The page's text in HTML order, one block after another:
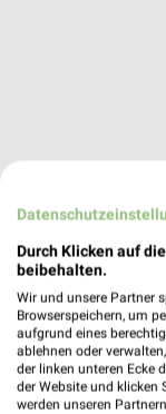
Durch Klicken auf
beibehalten.
Wir und unsere Partner
Browserspeichern, um
aufgrund eines
ablehnen oder
der linken unteren Ecke
der Website und klicken
werden unseren